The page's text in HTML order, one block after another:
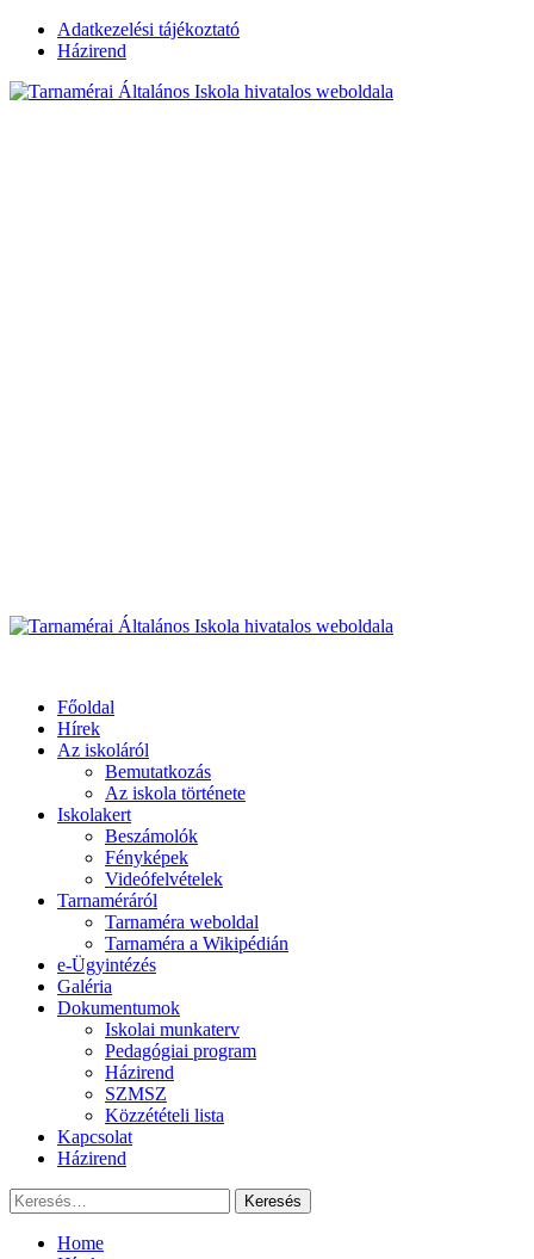
Skip
Adatkezelési tájékoztató
Házirend
Primary
Főoldal
Hírek
Az iskoláról
Bemutatkozás
Az iskola története
Iskolakert
Beszámolók
Fényképek
Videófelvételek
Tarnaméráról
Tarnaméra weboldal
Tarnaméra a Wikipédián
e-Ügyintézés
Galéria
Dokumentumok
Iskolai munkaterv
Pedagógiai program
Házirend
SZMSZ
Közzétételi lista
Kapcsolat
Házirend
Keresés:
Home